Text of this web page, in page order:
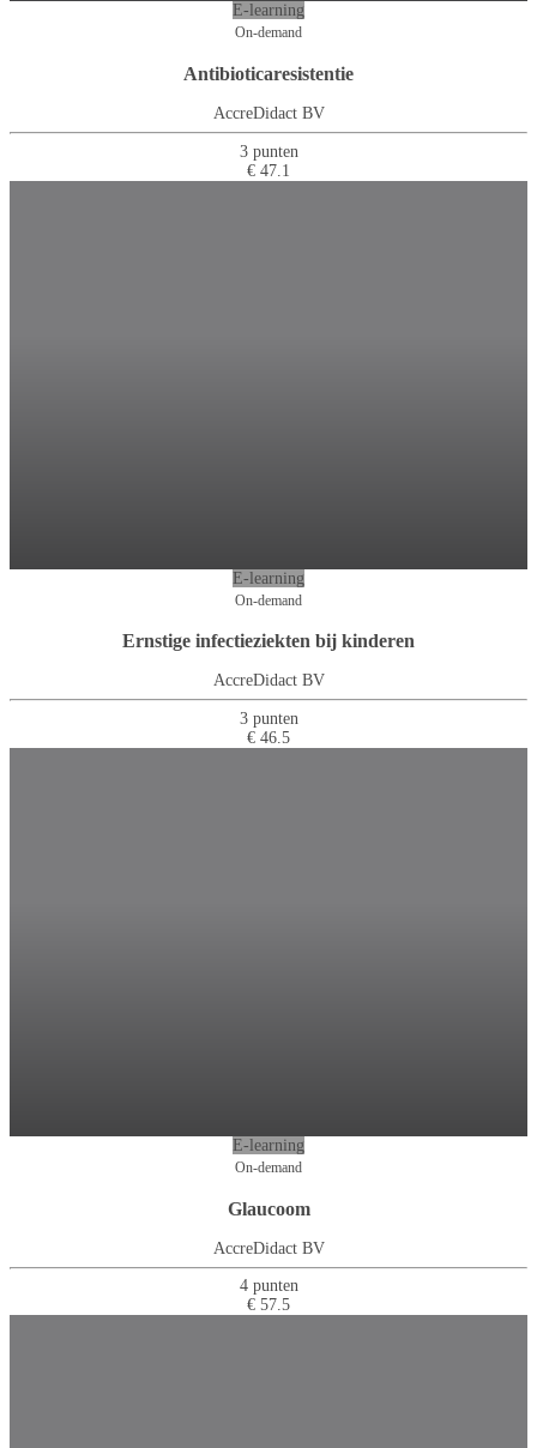
E-learning
On-demand
Antibioticaresistentie
AccreDidact BV
3 punten
€ 47.1
E-learning
On-demand
Ernstige infectieziekten bij kinderen
AccreDidact BV
3 punten
€ 46.5
E-learning
On-demand
Glaucoom
AccreDidact BV
4 punten
€ 57.5